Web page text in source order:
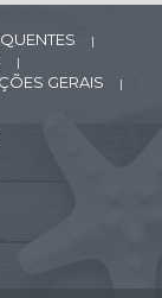
|
|
GERAIS |